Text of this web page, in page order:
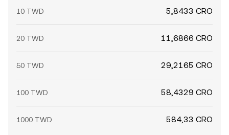
10 TWD 5,8433 CRO
20 TWD 11,6866 CRO
50 TWD 29,2165 CRO
100 TWD 58,4329 CRO
1000 TWD 584,33 CRO